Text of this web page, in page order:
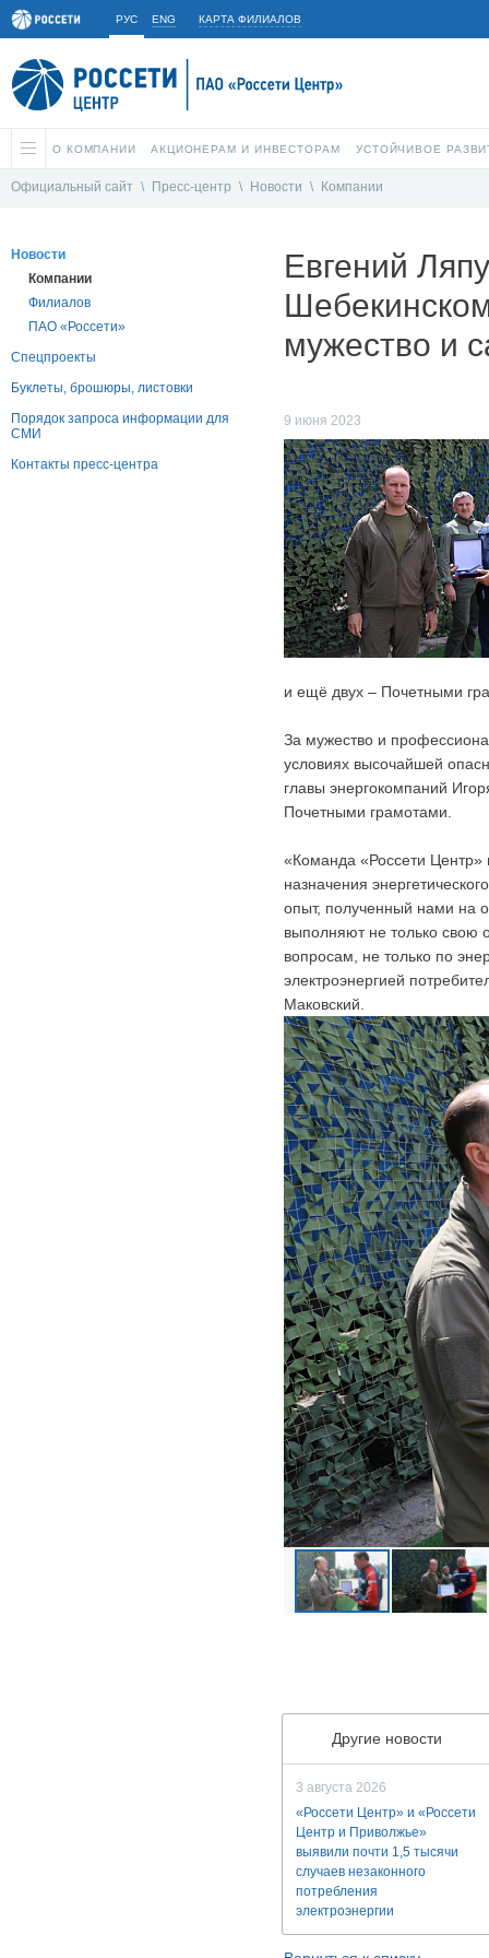
РУС ENG КАРТА ФИЛИАЛОВ
О КОМПАНИИ АКЦИОНЕРАМ И ИНВЕСТОРАМ УСТОЙЧИВОЕ
Официальный сайт \ Пресс-центр \ Новости \ Компании
Новости
Компании
Филиалов
ПАО «Россети»
Спецпроекты
Буклеты, брошюры, листовки
Порядок запроса информации для
СМИ
Контакты пресс-центра
Евгений
мужество и
9 июня 2023
и ещё двух – Почетными
За мужество и
условиях высочайшей
главы энергокомпаний
Почетными грамотами.
«Команда «Россети Центр»
назначения
опыт, полученный нами на
выполняют не только свою
вопросам, не только по
электроэнергией
Маковский.
Другие новости
3 августа 2026
«Россети Центр» и «Россети
Центр и Приволжье»
выявили почти 1,5 тысячи
случаев незаконного
потребления
электроэнергии